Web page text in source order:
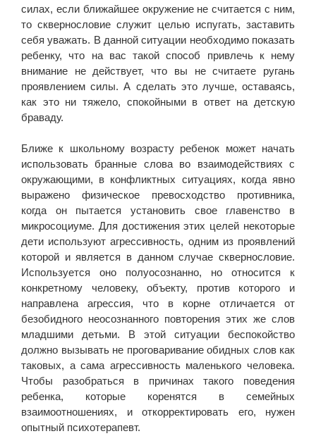
силах, если ближайшее окружение не считается с ним,
то сквернословие служит целью испугать, заставить
себя уважать. В данной ситуации необходимо показать
ребенку, что на вас такой способ привлечь к нему
внимание не действует, что вы не считаете ругань
проявлением силы. А сделать это лучше, оставаясь,
как это ни тяжело, спокойными в ответ на детскую
браваду.
Ближе к школьному возрасту ребенок может начать
использовать бранные слова во взаимодействиях с
окружающими, в конфликтных ситуациях, когда явно
выражено физическое превосходство противника,
когда он пытается установить свое главенство в
микросоциуме. Для достижения этих целей некоторые
дети используют агрессивность, одним из проявлений
которой и является в данном случае сквернословие.
Используется оно полуосознанно, но относится к
конкретному человеку, объекту, против которого и
направлена агрессия, что в корне отличается от
безобидного неосознанного повторения этих же слов
младшими детьми. В этой ситуации беспокойство
должно вызывать не проговаривание обидных слов как
таковых, а сама агрессивность маленького человека.
Чтобы разобраться в причинах такого поведения
ребенка, которые коренятся в семейных
взаимоотношениях, и откорректировать его, нужен
опытный психотерапевт.